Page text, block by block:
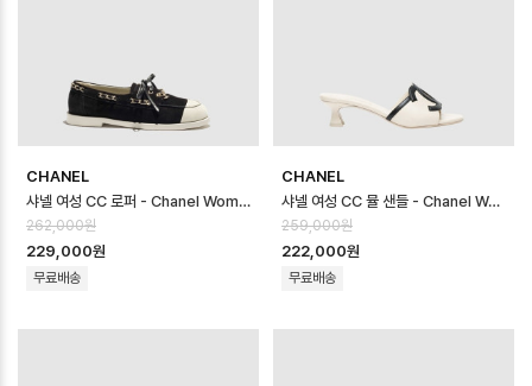
CHANEL
샤넬 여성 CC 로퍼 - Chanel Womens CC Loafer - chs14643x
262,000원
229,000원
무료배송
CHANEL
샤넬 여성 CC 뮬 샌들 - Chanel Womens CC Mule Sandal - chs…
259,000원
222,000원
무료배송